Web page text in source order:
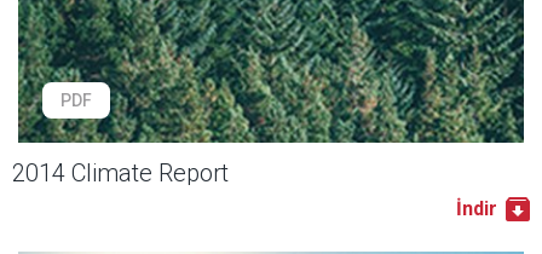
PDF
2014 Climate Report
İndir